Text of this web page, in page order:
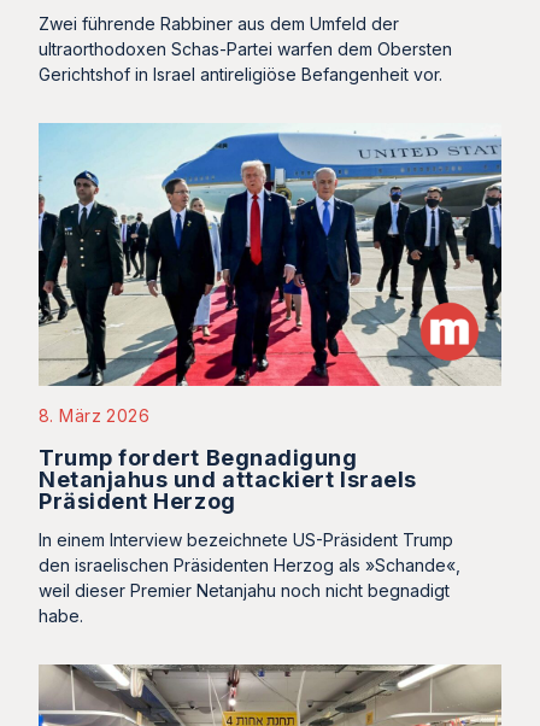
Zwei führende Rabbiner aus dem Umfeld der
ultraorthodoxen Schas-Partei warfen dem Obersten
Gerichtshof in Israel antireligiöse Befangenheit vor.
8. März 2026
Trump fordert Begnadigung
Netanjahus und attackiert Israels
Präsident Herzog
In einem Interview bezeichnete US-Präsident Trump
den israelischen Präsidenten Herzog als »Schande«,
weil dieser Premier Netanjahu noch nicht begnadigt
habe.